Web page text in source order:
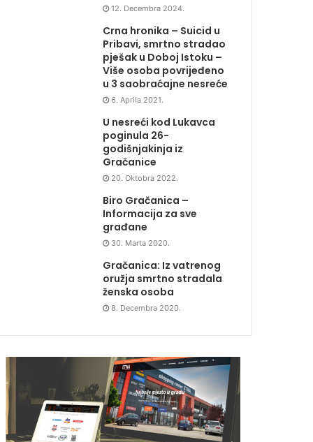
12. Decembra 2024.
Crna hronika – Suicid u
Pribavi, smrtno stradao
pješak u Doboj Istoku –
Više osoba povrijeđeno
u 3 saobraćajne nesreće
6. Aprila 2021.
U nesreći kod Lukavca
poginula 26-
godišnjakinja iz
Gračanice
20. Oktobra 2022.
Biro Gračanica –
Informacija za sve
građane
30. Marta 2020.
Gračanica: Iz vatrenog
oružja smrtno stradala
ženska osoba
8. Decembra 2020.